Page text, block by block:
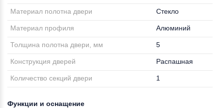
Материал полотна двери Стекло
Материал профиля Алюминий
Толщина полотна двери, мм 5
Конструкция дверей Распашная
Количество секций двери 1
Функции и оснащение